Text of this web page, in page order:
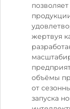
жертвуя
объёмы
от
запуска